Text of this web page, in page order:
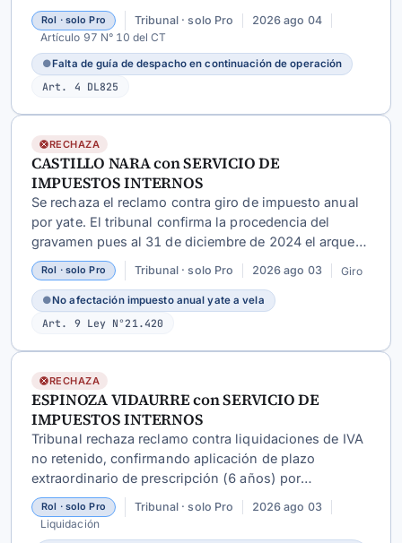
era continuación de operación previamente
documentada y no una nueva operación
independiente.
Rol · solo Pro Tribunal · solo Pro
2026 ago 04
Artículo 97 N° 10 del CT
●Falta de guía de despacho en continuación de operación
Art. 4 DL825
RECHAZA
CASTILLO NARA con SERVICIO DE
IMPUESTOS INTERNOS
Se rechaza el reclamo contra giro de impuesto anual
por yate. El tribunal confirma la procedencia del
gravamen pues al 31 de diciembre de 2024 el arqueo
bruto oficial era 20,56 (superior al límite de 20 para
no afectación) y no se acreditó uso en campeonatos
federados.
Rol · solo Pro Tribunal · solo Pro 2026 ago 03 Giro
●No afectación impuesto anual yate a vela
Art. 9 Ley N°21.420
RECHAZA
ESPINOZA VIDAURRE con SERVICIO DE
IMPUESTOS INTERNOS
Tribunal rechaza reclamo contra liquidaciones de IVA
no retenido, confirmando aplicación de plazo
extraordinario de prescripción (6 años) por
declaraciones maliciosamente falsas en compraventa
de chatarra.
Rol · solo Pro Tribunal · solo Pro
2026 ago 03
Liquidación